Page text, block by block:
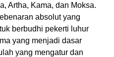
Artha, Kama, dan Moksa.
absolut yang
berbudhi pekerti luhur
yang menjadi dasar
yang mengatur dan